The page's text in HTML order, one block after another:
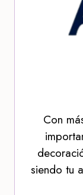
Con
siendo tu